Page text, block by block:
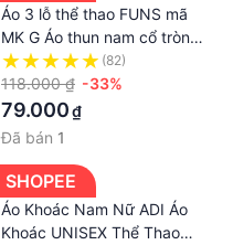
Áo 3 lỗ thể thao FUNS mã
MK G Áo thun nam cổ tròn
TankTop form rộng sát nách
tập gym co giãn mùa hè
thoàng mát
(82)
118.000 ₫ -33%
79.000₫
Đã bán 1
SHOPEE
Áo Khoác Nam Nữ ADI Áo
Khoác UNISEX Thể Thao